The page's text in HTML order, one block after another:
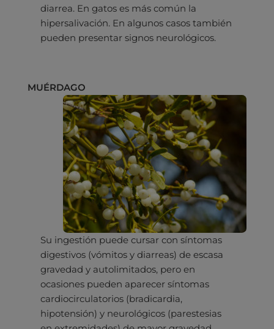
diarrea. En gatos es más común la
hipersalivación. En algunos casos también
pueden presentar signos neurológicos.
MUÉRDAGO
Su ingestión puede cursar con síntomas
digestivos (vómitos y diarreas) de escasa
gravedad y autolimitados, pero en
ocasiones pueden aparecer síntomas
cardiocirculatorios (bradicardia,
hipotensión) y neurológicos (parestesias